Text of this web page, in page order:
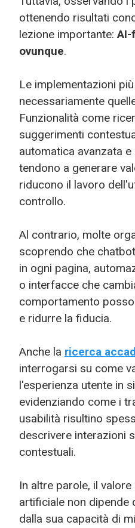
ottenendo risultati
lezione importante:AI-
ovunque.
Le implementazioni
necessariamente
Funzionalità come
suggerimenti
automatica avanzata
tendono a generare
riducono il lavoro
controllo.
Al contrario, molte
scoprendo che
in ogni pagina,
o interfacce che
comportamento
e ridurre la fiducia.
Anche la ricerca
interrogarsi su come
l'esperienza utente in
evidenziando come i
usabilità risultino
descrivere interazioni
contestuali.
In altre parole, il
artificiale non dipende
dalla sua capacità di